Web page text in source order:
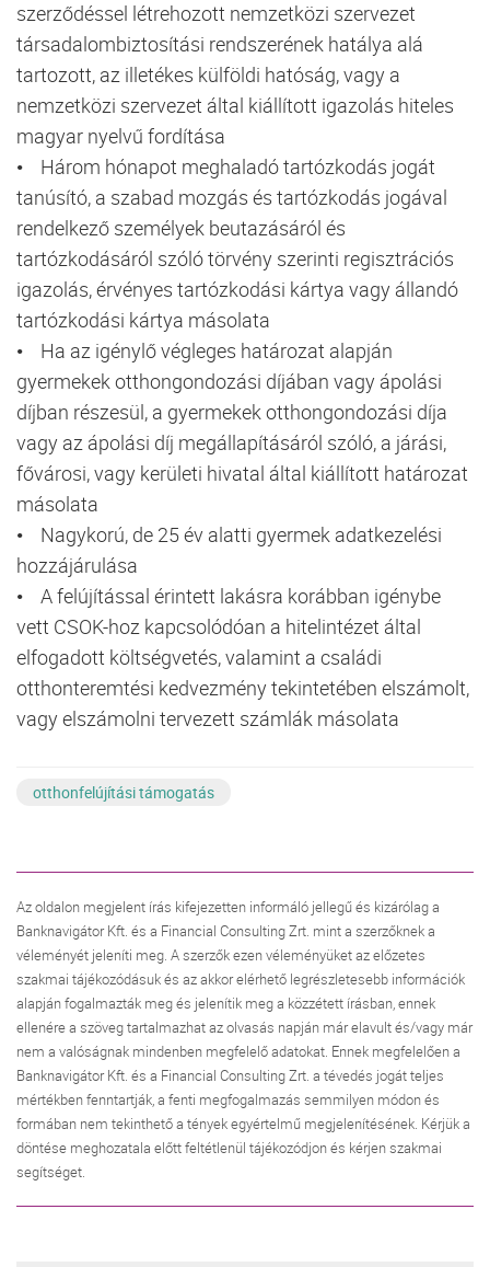
szerződéssel létrehozott nemzetközi szervezet
társadalombiztosítási rendszerének hatálya alá
tartozott, az illetékes külföldi hatóság, vagy a
nemzetközi szervezet által kiállított igazolás hiteles
magyar nyelvű fordítása
• Három hónapot meghaladó tartózkodás jogát
tanúsító, a szabad mozgás és tartózkodás jogával
rendelkező személyek beutazásáról és
tartózkodásáról szóló törvény szerinti regisztrációs
igazolás, érvényes tartózkodási kártya vagy állandó
tartózkodási kártya másolata
• Ha az igénylő végleges határozat alapján
gyermekek otthongondozási díjában vagy ápolási
díjban részesül, a gyermekek otthongondozási díja
vagy az ápolási díj megállapításáról szóló, a járási,
fővárosi, vagy kerületi hivatal által kiállított határozat
másolata
• Nagykorú, de 25 év alatti gyermek adatkezelési
hozzájárulása
• A felújítással érintett lakásra korábban igénybe
vett CSOK-hoz kapcsolódóan a hitelintézet által
elfogadott költségvetés, valamint a családi
otthonteremtési kedvezmény tekintetében elszámolt,
vagy elszámolni tervezett számlák másolata
otthonfelújítási támogatás
Az oldalon megjelent írás kifejezetten informáló jellegű és kizárólag a
Banknavigátor Kft. és a Financial Consulting Zrt. mint a szerzőknek a
véleményét jeleníti meg. A szerzők ezen véleményüket az előzetes
szakmai tájékozódásuk és az akkor elérhető legrészletesebb információk
alapján fogalmazták meg és jelenítik meg a közzétett írásban, ennek
ellenére a szöveg tartalmazhat az olvasás napján már elavult és/vagy már
nem a valóságnak mindenben megfelelő adatokat. Ennek megfelelően a
Banknavigátor Kft. és a Financial Consulting Zrt. a tévedés jogát teljes
mértékben fenntartják, a fenti megfogalmazás semmilyen módon és
formában nem tekinthető a tények egyértelmű megjelenítésének. Kérjük a
döntése meghozatala előtt feltétlenül tájékozódjon és kérjen szakmai
segítséget.